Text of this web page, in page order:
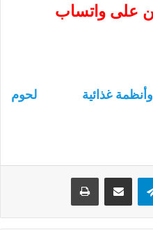
على واتساب
غذائية
لحوم